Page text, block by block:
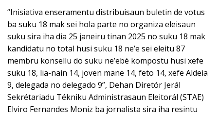
“Inisiativa enseramentu distribuisaun buletin de votus
ba suku 18 mak sei hola parte no organiza eleisaun
suku sira iha dia 25 janeiru tinan 2025 no suku 18 mak
kandidatu no total husi suku 18 ne’e sei eleitu 87
membru konsellu do suku ne’ebé kompostu husi xefe
suku 18, lia-nain 14, joven mane 14, feto 14, xefe Aldeia
9, delegada no delegado 9”, Dehan Diretór Jerál
Sekrétariadu Tékniku Administrasaun Eleitorál (STAE)
Elviro Fernandes Moniz ba jornalista sira iha resintu